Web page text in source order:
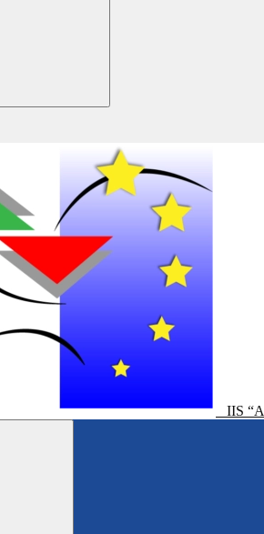
IIS